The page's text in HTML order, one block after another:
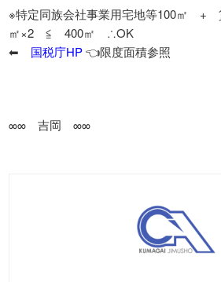
※特定同族会社事業用宅地等100㎡ +
㎡×2 ≦ 400㎡ ∴OK
⬅ 国税庁HP👈限度面積参照
∞∞ 吉岡 ∞∞